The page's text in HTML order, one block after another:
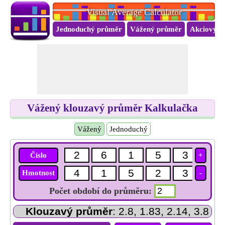
Visual Average Calculator
Jednoduchý průměr Vážený průměr Akciový
Vážený klouzavý průměr Kalkulačka
Vážený Jednoduchý
Číslo
Hmotnost
+
-
Počet období do průměru:
Klouzavý průměr: 2.8, 1.83, 2.14, 3.8